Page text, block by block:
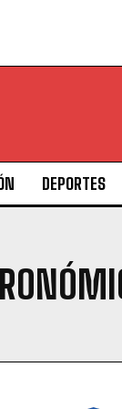
DEPORTES